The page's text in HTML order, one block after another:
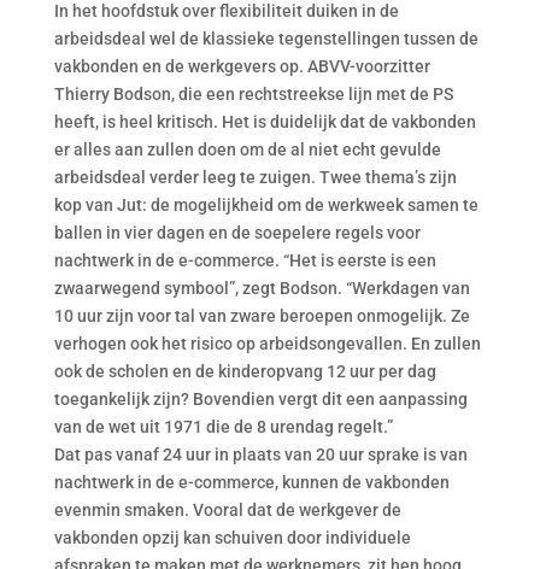
In het hoofdstuk over flexibiliteit duiken in de
arbeidsdeal wel de klassieke tegenstellingen tussen de
vakbonden en de werkgevers op. ABVV-voorzitter
Thierry Bodson, die een rechtstreekse lijn met de PS
heeft, is heel kritisch. Het is duidelijk dat de vakbonden
er alles aan zullen doen om de al niet echt gevulde
arbeidsdeal verder leeg te zuigen. Twee thema’s zijn
kop van Jut: de mogelijkheid om de werkweek samen te
ballen in vier dagen en de soepelere regels voor
nachtwerk in de e-commerce. “Het is eerste is een
zwaarwegend symbool”, zegt Bodson. “Werkdagen van
10 uur zijn voor tal van zware beroepen onmogelijk. Ze
verhogen ook het risico op arbeidsongevallen. En zullen
ook de scholen en de kinderopvang 12 uur per dag
toegankelijk zijn? Bovendien vergt dit een aanpassing
van de wet uit 1971 die de 8 urendag regelt.”
Dat pas vanaf 24 uur in plaats van 20 uur sprake is van
nachtwerk in de e-commerce, kunnen de vakbonden
evenmin smaken. Vooral dat de werkgever de
vakbonden opzij kan schuiven door individuele